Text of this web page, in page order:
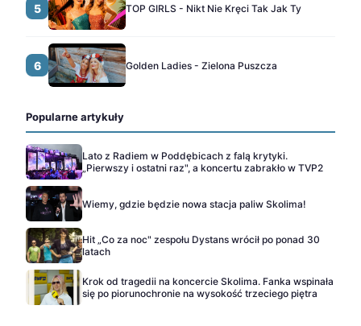
5 TOP GIRLS - Nikt Nie Kręci Tak Jak Ty
6 Golden Ladies - Zielona Puszcza
Popularne artykuły
Lato z Radiem w Poddębicach z falą krytyki.
„Pierwszy i ostatni raz", a koncertu zabrakło w TVP2
Wiemy, gdzie będzie nowa stacja paliw Skolima!
Hit „Co za noc" zespołu Dystans wrócił po ponad 30
latach
Krok od tragedii na koncercie Skolima. Fanka wspinała
się po piorunochronie na wysokość trzeciego piętra